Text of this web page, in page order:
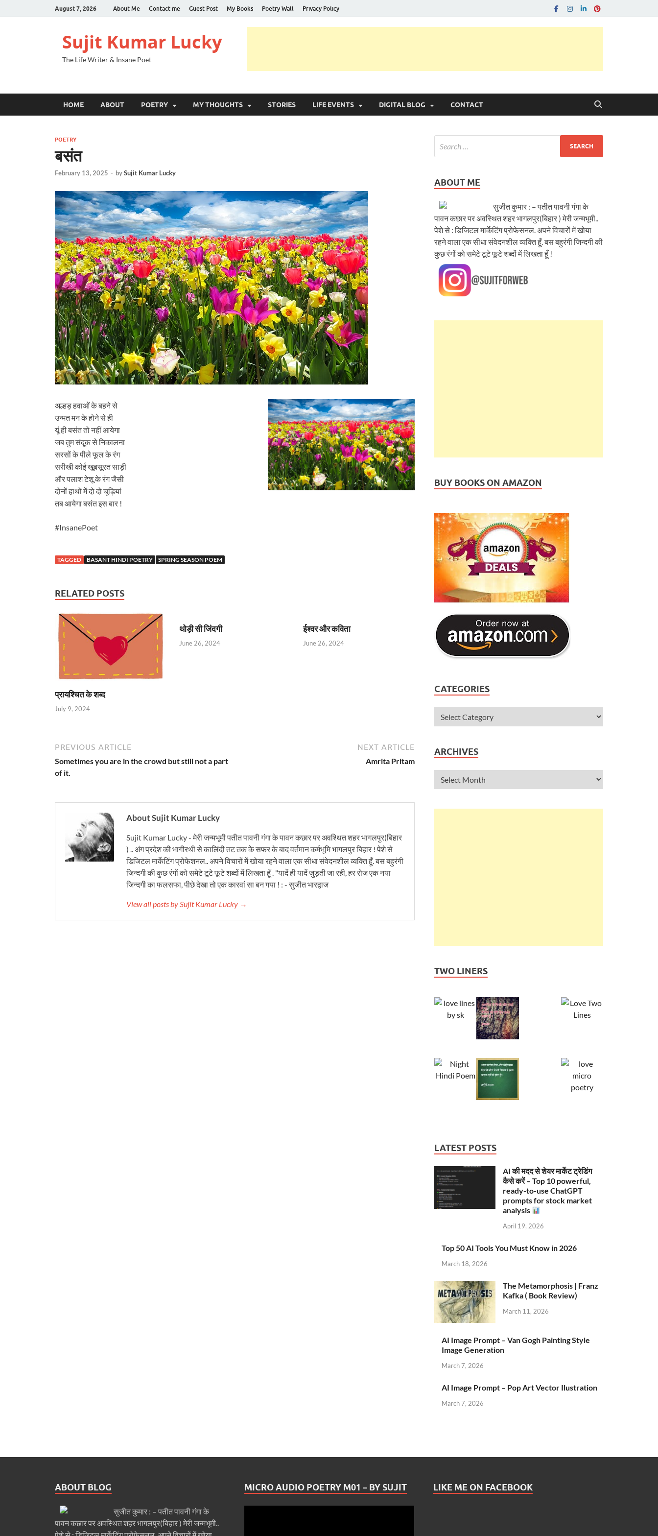
August 7, 2026 About Me Contact me Guest Post My Books Poetry Wall Privacy Policy
Sujit Kumar Lucky
The Life Writer & Insane Poet
HOME ABOUT POETRY MY THOUGHTS STORIES LIFE EVENTS DIGITAL BLOG CONTACT
POETRY
बसंत
February 13, 2025 - bySujit Kumar Lucky
अल्हड़ हवाओं के बहने से
उन्मत मन के होने से ही
यूं ही बसंत तो नहीं आयेगा
जब तुम संदूक से निकालना
सरसों के पीले फूल के रंग
सरीखी कोई खूबसूरत साड़ी
और पलाश टेशू के रंग जैसी
दोनों हाथों में दो दो चूड़ियां
तब आयेगा बसंत इस बार !
#InsanePoet
TAGGED BASANT HINDI POETRY SPRING SEASON POEM
RELATED POSTS
प्रायश्चित के शब्द
July 9, 2024
थोड़ी सी जिंदगी
June 26, 2024
ईश्वर और कविता
June 26, 2024
PREVIOUS ARTICLE
Sometimes you are in the crowd but still not a part
of it.
NEXT ARTICLE
Amrita Pritam
About Sujit Kumar Lucky
Sujit Kumar Lucky - मेरी जन्मभूमी पतीत पावनी गंगा के पावन कछार पर अवश्थित शहर भागलपुर(बिहार
) .. अंग प्रदेश की भागीरथी से कालिंदी तट तक के सफर के बाद वर्तमान कर्मभूमि भागलपुर बिहार ! पेशे से
डिजिटल मार्केटिंग प्रोफेशनल.. अपने विचारों में खोया रहने वाला एक सीधा संवेदनशील व्यक्ति हूँ. बस बहुरंगी
जिन्दगी की कुछ रंगों को समेटे टूटे फूटे शब्दों में लिखता हूँ . "यादें ही यादें जुड़ती जा रही, हर रोज एक नया
जिन्दगी का फलसफा, पीछे देखा तो एक कारवां सा बन गया ! : - सुजीत भारद्वाज
View all posts by Sujit Kumar Lucky →
ABOUT ME
सुजीत कुमार : – पतीत पावनी गंगा के
पावन कछार पर अवस्थित शहर भागलपुर(बिहार ) मेरी जन्मभूमी..
पेशे से : डिजिटल मार्केटिंग प्रोफेसनल. अपने विचारों में खोया
रहने वाला एक सीधा संवेदनशील व्यक्ति हूँ. बस बहुरंगी जिन्दगी की
कुछ रंगों को समेटे टूटे फूटे शब्दों में लिखता हूँ !
BUY BOOKS ON AMAZON
CATEGORIES
ARCHIVES
TWO LINERS
LATEST POSTS
AI की मदद से शेयर मार्केट ट्रेडिंग
कैसे करें – Top 10 powerful,
ready-to-use ChatGPT
prompts for stock market
analysis
April 19, 2026
Top 50 AI Tools You Must Know in 2026
March 18, 2026
The Metamorphosis | Franz
Kafka ( Book Review)
March 11, 2026
AI Image Prompt – Van Gogh Painting Style
Image Generation
March 7, 2026
AI Image Prompt – Pop Art Vector Ilustration
March 7, 2026
ABOUT BLOG
सुजीत कुमार : – पतीत पावनी गंगा के
पावन कछार पर अवस्थित शहर भागलपुर(बिहार ) मेरी जन्मभूमी..
MICRO AUDIO POETRY M01 – BY SUJIT LIKE ME ON FACEBOOK